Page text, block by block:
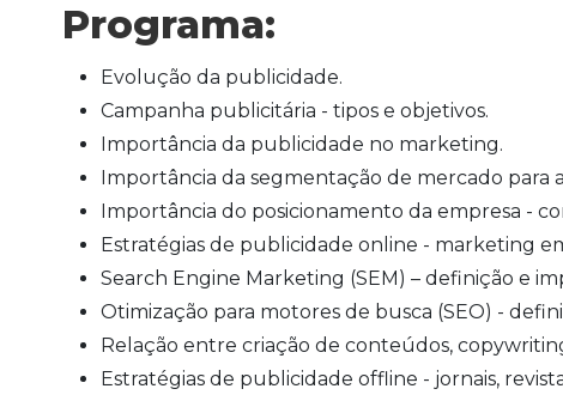
Programa:
Evolução da publicidade.
Campanha publicitária - tipos e objetivos.
Importância da publicidade no marketing.
Importância da segmentação de mercado para
Importância do posicionamento da empresa -
Estratégias de publicidade online - marketing
Search Engine Marketing (SEM) – definição e
Otimização para motores de busca (SEO) -
Relação entre criação de conteúdos,
Estratégias de publicidade offline - jornais,